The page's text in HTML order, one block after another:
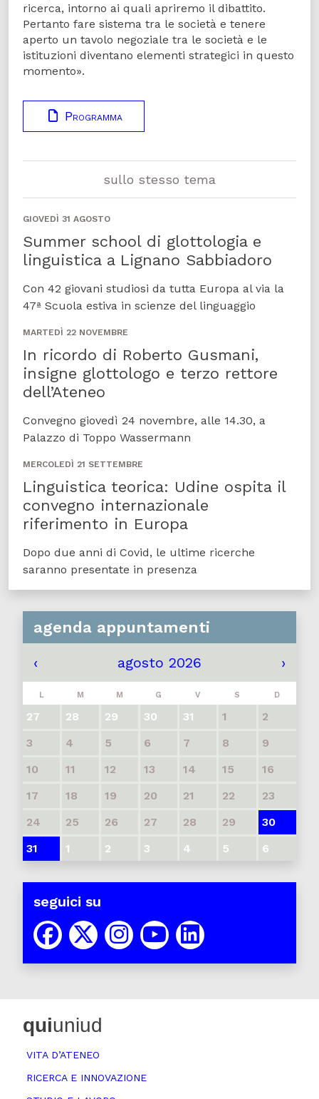
ricerca, intorno ai quali apriremo il dibattito.
Pertanto fare sistema tra le società e tenere
aperto un tavolo negoziale tra le società e le
istituzioni diventano elementi strategici in questo
momento».
Programma
sullo stesso tema
GIOVEDÌ 31 AGOSTO
Summer school di glottologia e
linguistica a Lignano Sabbiadoro
Con 42 giovani studiosi da tutta Europa al via la
47ª Scuola estiva in scienze del linguaggio
MARTEDÌ 22 NOVEMBRE
In ricordo di Roberto Gusmani,
insigne glottologo e terzo rettore
dell’Ateneo
Convegno giovedì 24 novembre, alle 14.30, a
Palazzo di Toppo Wassermann
MERCOLEDÌ 21 SETTEMBRE
Linguistica teorica: Udine ospita il
convegno internazionale
riferimento in Europa
Dopo due anni di Covid, le ultime ricerche
saranno presentate in presenza
agenda appuntamenti
‹ agosto 2026 ›
L M M G V S D
27 28 29 30 31 1
2
3
4 5 6 7 8
9
10
11 12 13 14 15
16
17
18 19 20 21 22
23
24
25 26 27 28 29
30
31
1 2 3 4 5 6
seguici su
quiuniud
VITA D’ATENEO
RICERCA E INNOVAZIONE